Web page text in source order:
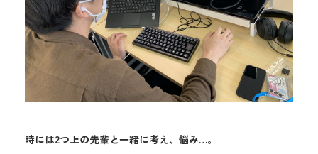
時には2つ上の先輩と一緒に考え、悩み…。